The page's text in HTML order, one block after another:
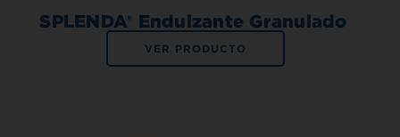
SPLENDA® Endulzante Granulado
VER PRODUCTO